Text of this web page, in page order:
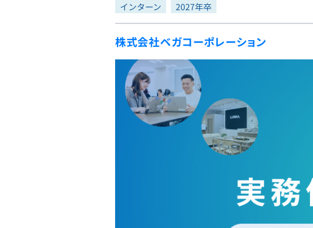
インタビュー
リファレン
学校向けプ
インターン 2027年卒
株式会社ベガコーポレーション